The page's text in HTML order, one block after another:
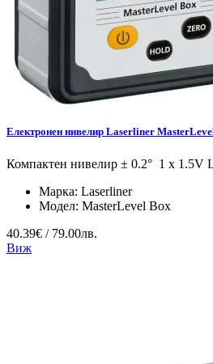
Eлектронен нивелир Laserliner
Компактен нивелир ± 0.2° 1 x 1.5V
Марка: Laserliner
Модел: MasterLevel Box
40.39€ / 79.00лв.
Виж